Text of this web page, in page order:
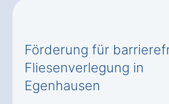
Förderung für
Fliesenverlegung in
Egenhausen